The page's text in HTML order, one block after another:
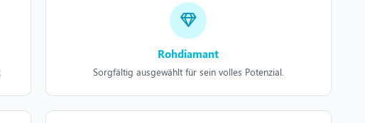
Rohdiamant
Sorgfältig ausgewählt für sein volles Potenzial.